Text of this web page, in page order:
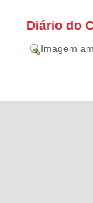
Diário do
Imagem